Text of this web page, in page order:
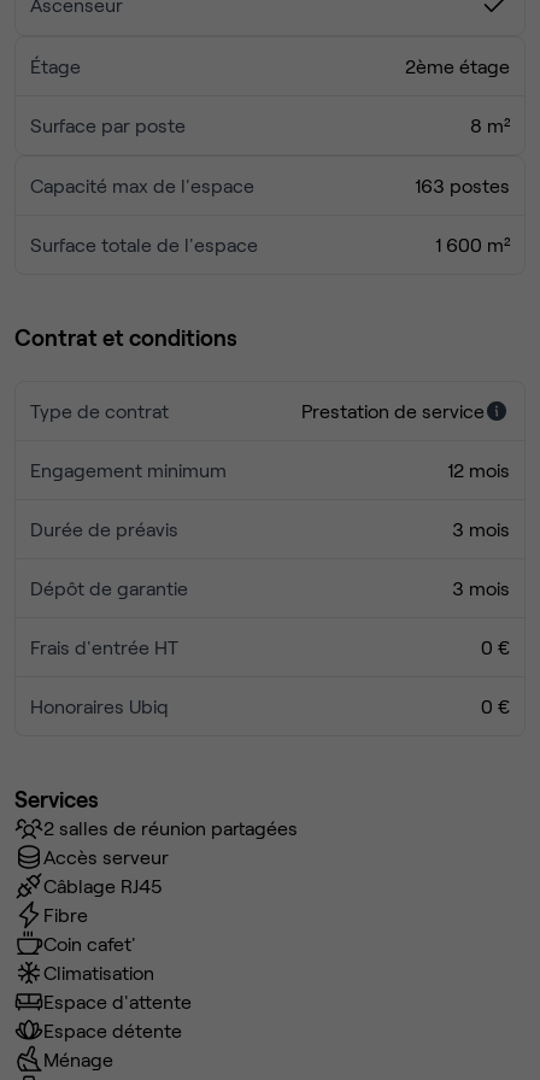
Ascenseur
Étage 2ème étage
Surface par poste 8 m²
Capacité max de l'espace 163 postes
Surface totale de l'espace 1 600 m²
Contrat et conditions
Type de contrat Prestation de service
Engagement minimum 12 mois
Durée de préavis 3 mois
Dépôt de garantie 3 mois
Frais d'entrée HT 0 €
Honoraires Ubiq 0 €
Services
2 salles de réunion partagées
Accès serveur
Câblage RJ45
Fibre
Coin cafet'
Climatisation
Espace d'attente
Espace détente
Ménage